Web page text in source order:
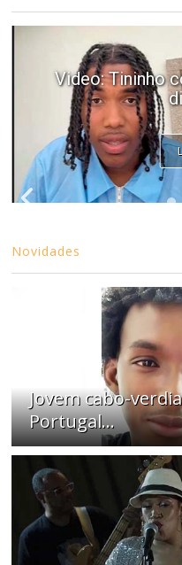
Video: Tininho
Novidades
Jovem cabo-
Portugal...